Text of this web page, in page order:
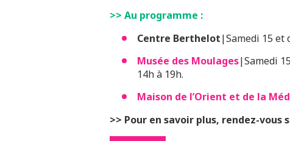
>> Au programme :
Centre Berthelot|Samedi 15 et
Musée des Moulages|Samedi
14h à 19h.
Maison de l’Orient et de la
>> Pour en savoir plus, rendez-vous